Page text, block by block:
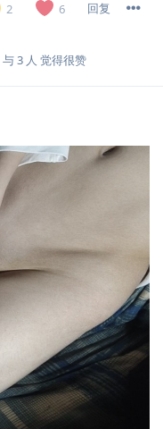
2 6
回复
与3 人 觉得很赞